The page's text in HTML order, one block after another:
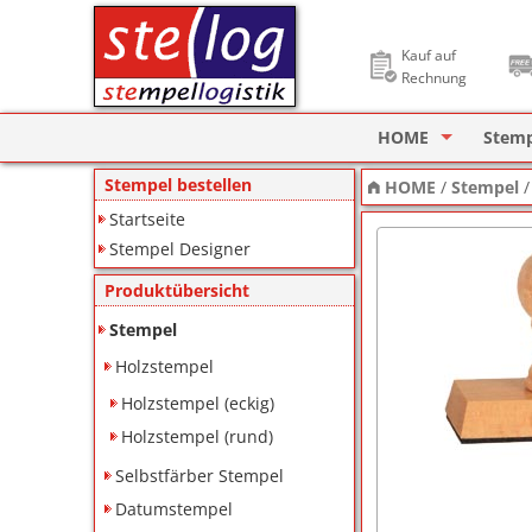
Kauf auf
Rechnung
HOME
Stempel Designer
ImageCard
Stempel bestellen
Startseite
Stempel Designer
Produktübersicht
Stempel
Holzstempel
Holzstempel (eckig)
Holzstempel (rund)
Selbstfärber Stempel
Datumstempel
HOME /Stempel /